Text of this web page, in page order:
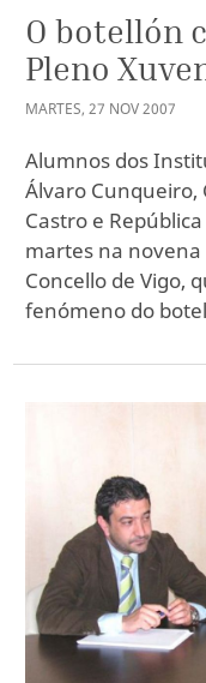
O botellón
Pleno
MARTES, 27 NOV2007
Alumnos dos
Álvaro Cunqueiro,
Castro e
martes na novena
Concello de Vigo,
fenómeno do